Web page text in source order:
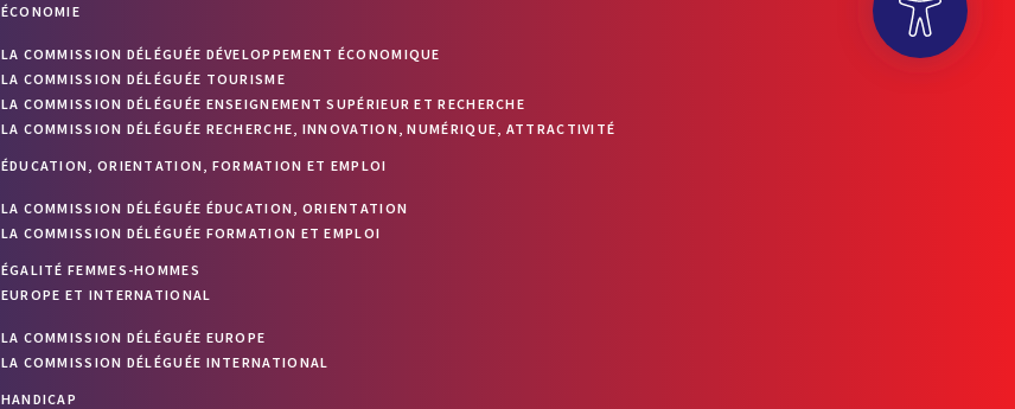
ÉCONOMIE
LA COMMISSION DÉLÉGUÉE DÉVELOPPEMENT ÉCONOMIQUE
LA COMMISSION DÉLÉGUÉE TOURISME
LA COMMISSION DÉLÉGUÉE ENSEIGNEMENT SUPÉRIEUR ET RECHERCHE
LA COMMISSION DÉLÉGUÉE RECHERCHE, INNOVATION, NUMÉRIQUE, ATTRACTIVITÉ
ÉDUCATION, ORIENTATION, FORMATION ET EMPLOI
LA COMMISSION DÉLÉGUÉE ÉDUCATION, ORIENTATION
LA COMMISSION DÉLÉGUÉE FORMATION ET EMPLOI
ÉGALITÉ FEMMES-HOMMES
EUROPE ET INTERNATIONAL
LA COMMISSION DÉLÉGUÉE EUROPE
LA COMMISSION DÉLÉGUÉE INTERNATIONAL
HANDICAP